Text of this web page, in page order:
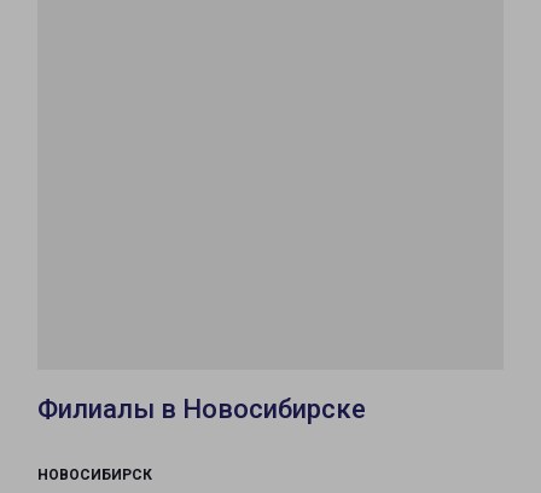
Филиалы в Новосибирске
НОВОСИБИРСК